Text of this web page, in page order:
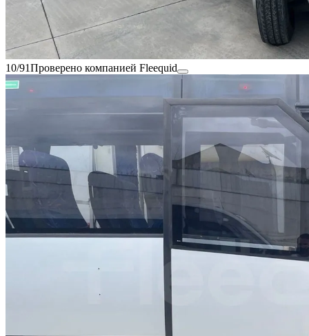
10/91Проверено компанией Fleequid